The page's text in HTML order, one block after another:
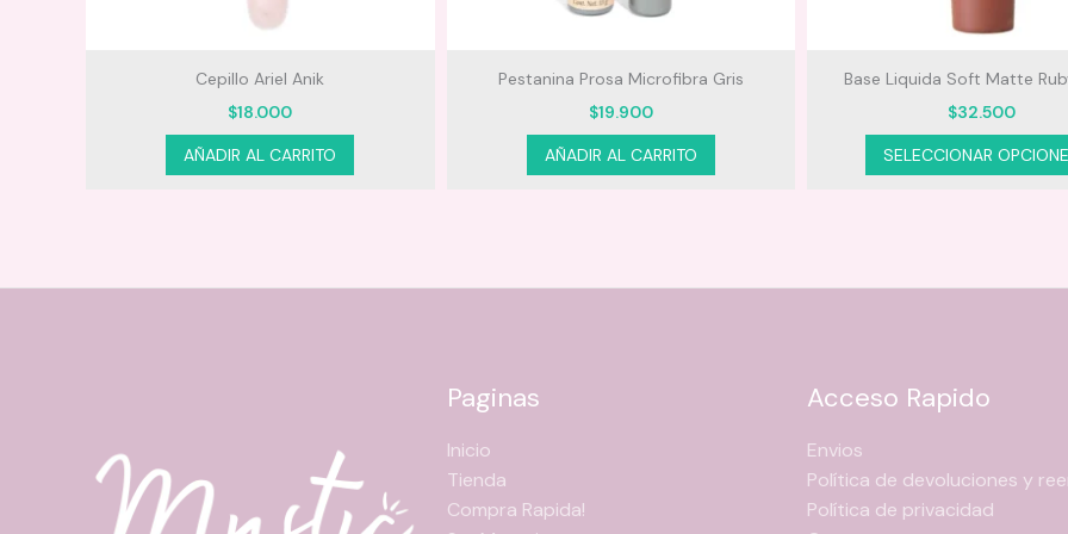
Cepillo Ariel Anik
$18.000
AÑADIR AL CARRITO
Pestanina Prosa Microfibra Gris
$19.900
AÑADIR AL CARRITO
Base Liquida Soft Matte
$32.500
SELECCIONAR
Paginas
Inicio
Tienda
Compra Rapida!
Acceso Rapido
Envios
Política de devoluciones y
Política de privacidad